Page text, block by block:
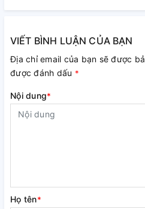
VIẾT BÌNH LUẬN CỦA BẠN
Địa chỉ email của bạn sẽ được
được đánh dấu *
Nội dung*
Họ tên*